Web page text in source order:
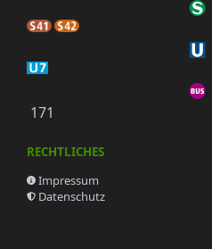
171
RECHTLICHES
Impressum
Datenschutz